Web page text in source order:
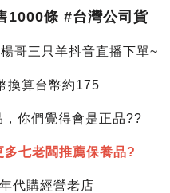
1000條 #台灣公司貨
哥三只羊抖音直播下單~
換算台幣約175
你們覺得會是正品??
七老闆推薦保養品?
代購經營老店